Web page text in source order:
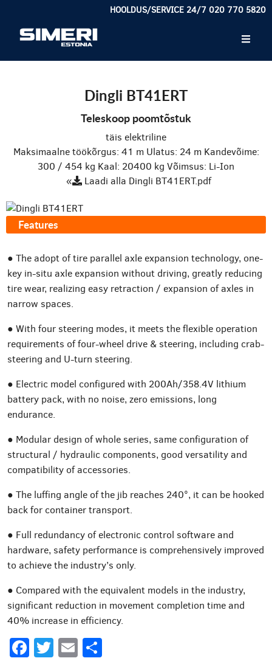
HOOLDUS/SERVICE 24/7 020 770 5820
Dingli BT41ERT
Teleskoop poomtõstuk
täis elektriline
Maksimaalne töökõrgus: 41 m Ulatus: 24 m Kandevõime:
300 / 454 kg Kaal: 20400 kg Võimsus: Li-Ion
«
Laadi alla Dingli BT41ERT.pdf
Features
● The adopt of tire parallel axle expansion technology, one-
key in-situ axle expansion without driving, greatly reducing
tire wear, realizing easy retraction / expansion of axles in
narrow spaces.
● With four steering modes, it meets the flexible operation
requirements of four-wheel drive & steering, including crab-
steering and U-turn steering.
● Electric model configured with 200Ah/358.4V lithium
battery pack, with no noise, zero emissions, long
endurance.
● Modular design of whole series, same configuration of
structural / hydraulic components, good versatility and
compatibility of accessories.
● The luffing angle of the jib reaches 240°, it can be hooked
back for container transport.
● Full redundancy of electronic control software and
hardware, safety performance is comprehensively improved
to achieve the industry’s only.
● Compared with the equivalent models in the industry,
significant reduction in movement completion time and
40% increase in efficiency.
Facebook
Twitter
Email